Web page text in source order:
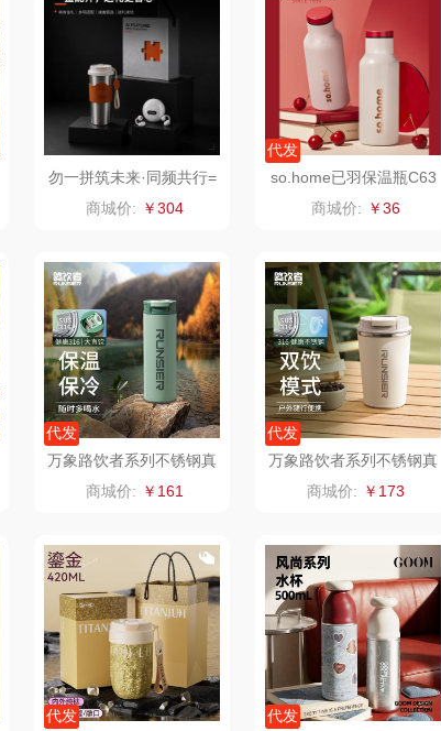
（线下款）
三只松鼠（代理
商）
可口可乐Coca Col
） LUING BOX 润本（套装）
京意之选 阿茜娅（AGIA）
罗莱超柔床品 奈雪茶院
安宝笛 爱润丝婷 形象派
康夫 罗尔仕 拜灭士
爱国者（移动电
源）
飞利浦 荣诚
凤凰 保卫蛋蛋 马克图布
五芳斋 立家
可益康 干饭熊饱饱
路悠悠 尹谜 金龙鱼（包销款）
勿一拼筑未来·同频共行=
中秋节商务礼品套装企业
送客户
商城价: ￥304
代发
so.home已羽保温瓶C63
0-37
商城价: ￥36
代发
万象路饮者系列不锈钢真
空保温直饮杯A22S
商城价: ￥161
代发
万象路饮者系列不锈钢真
空保温咖啡杯C9
商城价: ￥173
代发
代发